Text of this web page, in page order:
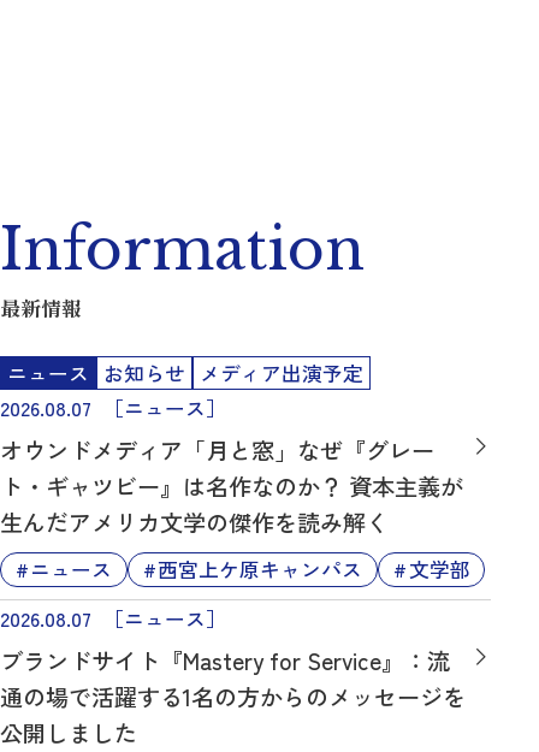
Information
最新情報
ニュース
2026.08.07
［ニュース］
オウンドメディア「月と窓」なぜ『グレー
ト・ギャツビー』は名作なのか？ 資本主義が
生んだアメリカ文学の傑作を読み解く
ニュース 西宮上ケ原キャンパス
文学部
2026.08.07
［ニュース］
ブランドサイト『Mastery for Service』：流
通の場で活躍する1名の方からのメッセージを
公開しました
お知らせ メディア出演予定